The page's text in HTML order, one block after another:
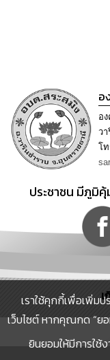
ทุกข์
e-
Service
กิจการ
สภา
สภา
ท้อง
ถิ่น
ของ
เรา
การ
จัดการ
อ
อ
ว
โท
ประชาชน มีภูมิ
เราใช้คุกกี้เพื่อเพิ่ม
เว็บไซต์ หากคุณกด “ย
ยินยอมให้มีการใช้